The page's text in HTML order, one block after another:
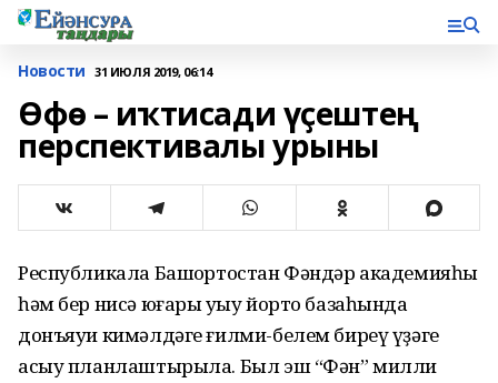
Новости 31 ИЮЛЯ 2019, 06:14
Өфө – иҡтисади үҫештең
перспективалы урыны
Республикала Башҡортостан Фәндәр академияһы
һәм бер нисә юғары уҡыу йорто базаһында
донъяуи кимәлдәге ғилми-белем биреү үҙәге
асыу планлаштырыла. Был эш “Фән” милли